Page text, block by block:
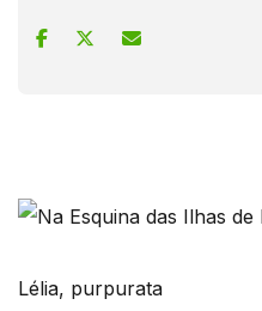
Lélia, purpurata